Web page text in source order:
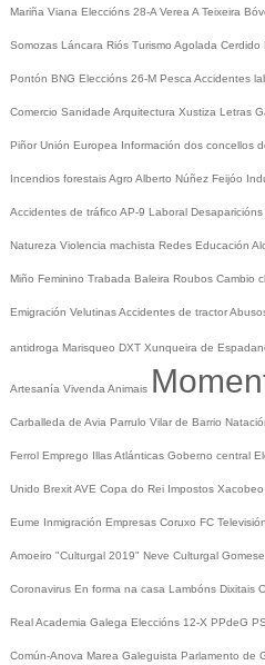
Mariña Viana Eleccións 28-A Verea A Teixeira
Somozas Láncara Riós Turismo Agolada Cerdido
Pontón BNG Eleccións 26-M Pesca Accidentes
Comercio Sanidade Arquitectura Xustiza Letras
Piñor Unión Europea Información dos concellos
Incendios forestaisAgro Alberto Núñez Feijóo
Accidentes de tráfico AP-9 Laboral Desaparicións
Natureza Violencia machista Redes Educación
Miño Feminino Trabada Baleira Roubos Cambio
Emigración VelutinasAccidentes de tractor
antidroga Marisqueo DXT Xunqueira de
Artesanía Vivenda Animais
Carballeda de Avia Parrulo Vilar de Barrio
Ferrol Emprego Illas Atlánticas Goberno central
Unido BrexitAVE Copa do Rei Impostos Xacobeo
Eume Inmigración Empresas Coruxo FC
Amoeiro "Culturgal 2019" Neve Culturgal
Coronavirus En forma na casa Lambóns Dixitais
Real Academia Galega Eleccións 12-X PPdeG
Común-Anova Marea Galeguista Parlamento de